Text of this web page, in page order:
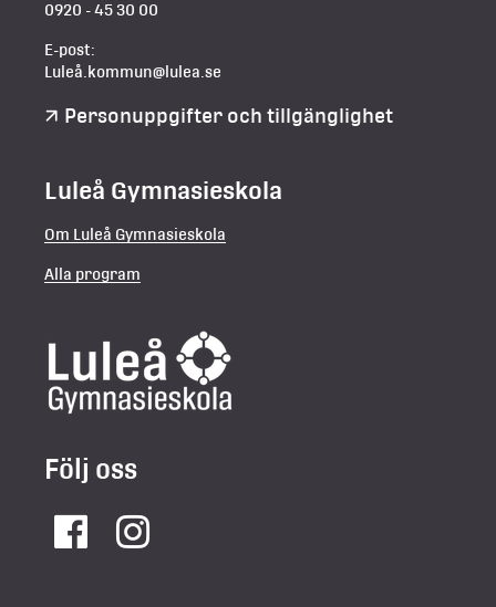
0920 - 45 30 00
E-post:
Luleå.kommun@lulea.se
Personuppgifter och tillgänglighet
Luleå Gymnasieskola
Om Luleå Gymnasieskola
Alla program
Följ oss
FacebookInstagram